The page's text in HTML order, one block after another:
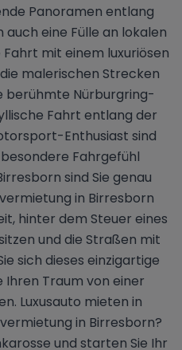
Panoramen entlang
eine Fülle an lokalen
mit einem luxuriösen
malerischen Strecken
berühmte Nürburgring-
Fahrt entlang der
Enthusiast sind
Fahrgefühl
sind Sie genau
in Birresborn
hinter dem Steuer eines
und die Straßen mit
sich dieses einzigartige
Ihren Traum von einer
Luxusauto mieten in
in Birresborn?
und starten Sie Ihr